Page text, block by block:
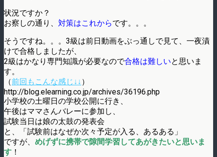
状況ですか？
お察しの通り、 対策はこれからです。。。
そうですね。。。3級は前日動画をぶっ通しで見て、一夜漬
けで合格しましたが、
2級はかなり専門知識が必要なので合格は難しいと思いま
す。
（前回もこんな感じ↓↓ ）
http://blog.elearning.co.jp/archives/36196.php
小学校の土曜日の学校公開に行き、
午後はママさんバレーに参加し、
試験当日は娘の太鼓の発表会
と、「試験前はなぜか次々予定が入る、あるある」
ですが、 めげずに携帯で隙間学習してあがきたいと思いま
す ！